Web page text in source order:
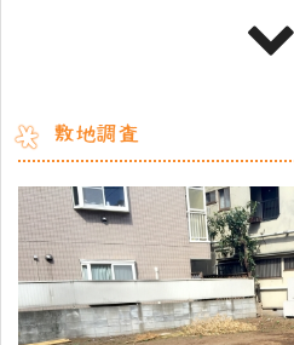
敷地調査